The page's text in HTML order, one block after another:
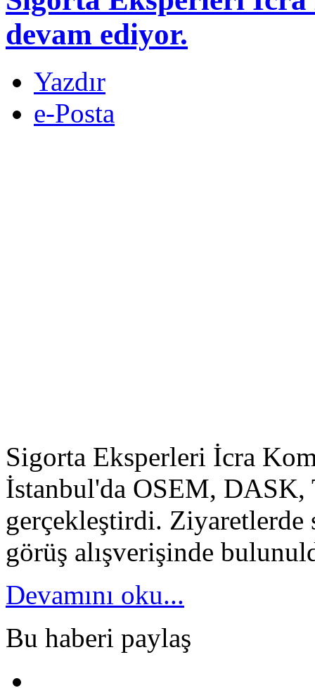
devam ediyor.
Yazdır
e-Posta
Sigorta Eksperleri İcra
İstanbul'da OSEM,
gerçekleştirdi. Ziyaretlerde
görüş alışverişinde
Devamını oku...
Bu haberi paylaş